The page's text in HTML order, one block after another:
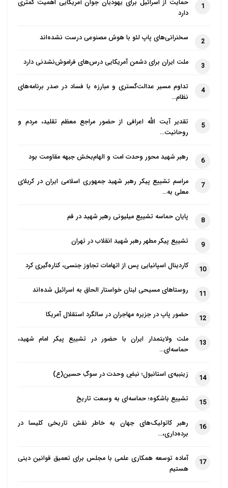
1
حمایت از اسرائیل برای یهودیان جوان آمریکایی اهمیت کمتری
دارد
2 سخنرانی‌های پاپ لئو با هوش مصنوعی درست نشده‌اند
3 ملت ایران برای دشمن آمریکایی درس‌های فراموش‌نشدنی دارد
4
تداوم مسیر عدالت‌گستری و مبارزه با فساد در صدر برنامه‌های
نظام…
5
تقدیر آیت الله اعرافی از حضور مراجع معظم تقلید، مردم و
روحانیت…
6 رهبر شهید محور وحدت امت و الهام‌بخش جبهه مقاومت بود
7
مراسم تشییع پیکر رهبر شهید جمهوری اسلامی ایران در کربلای
معلی به…
8 پایان حماسه تشییع میلیونی رهبر شهید در قم
9 تشییع پیکر مطهر رهبر شهید انقلاب در تهران
10 کاردینال اسپانیایی پس از اتهامات تجاوز جنسی، کناره‌گیری کرد
11 روستاهای مسیحی لبنان خواستار الحاق به اسرائیل شده‌اند
12 حضور پاپ در جزیره مهاجران در سالگرد استقلال آمریکا
13
ملت ولایتمدار ایران با حضور در تشییع پیکر امام شهید،
حماسه‌ای…
14 زینبیه‌ی استانبول؛ نبضِ وحدت در سوگِ حسین(ع)
15 تشییع باشکوه؛ حماسه‌ای به وسعت تاریخ
16
رهبر کاتولیک‌های جهان به خاطر نقش تاریخی کلیسا در
برده‌داری،…
17
آماده توسعه همکاری علمی با مجلس برای تعمیق قوانین دینی
هستیم